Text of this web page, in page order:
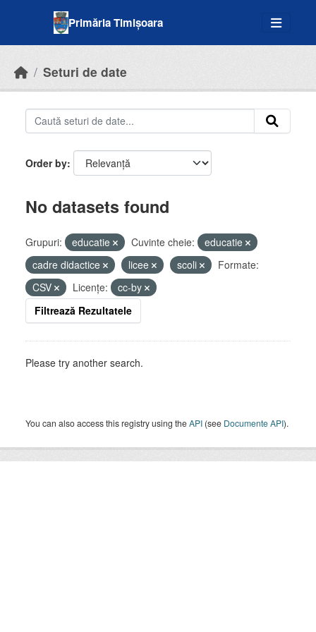
Primăria Timișoara
Seturi de date
Order by
No datasets found
Grupuri: educatie Cuvinte cheie:
educatie
cadre didactice
licee scoli
Formate:
CSV
Licenţe:
cc-by
Filtrează Rezultatele
Please try another search.
You can also access this registry using theAPI (see Documente API).